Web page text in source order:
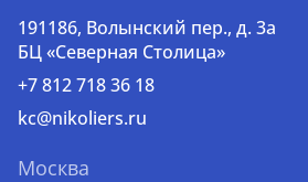
191186, Волынский пер., д. 3a
БЦ «Северная Столица»
+7 812 718 36 18
kc@nikoliers.ru
Москва